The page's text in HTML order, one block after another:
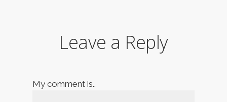
Leave a Reply
My comment is..